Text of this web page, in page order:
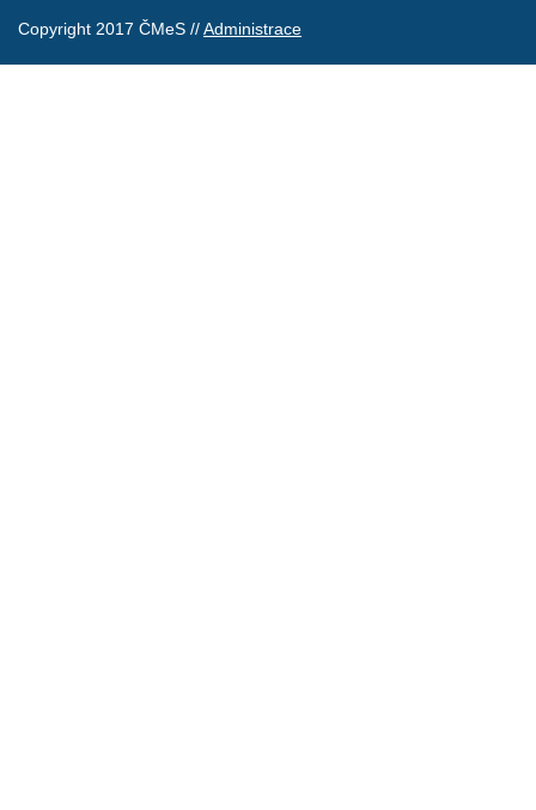
Copyright 2017 ČMeS //Administrace